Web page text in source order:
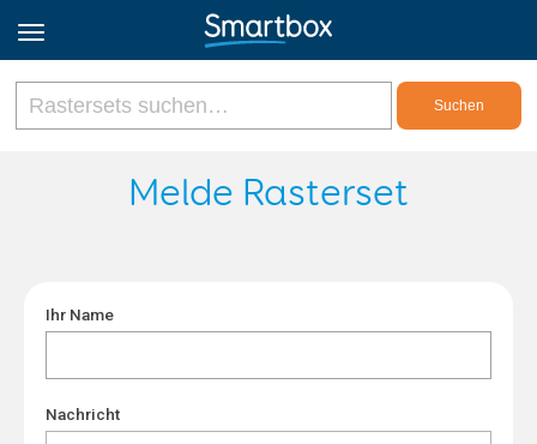
Online Grids
Melde Rasterset
Ihr Name
Nachricht